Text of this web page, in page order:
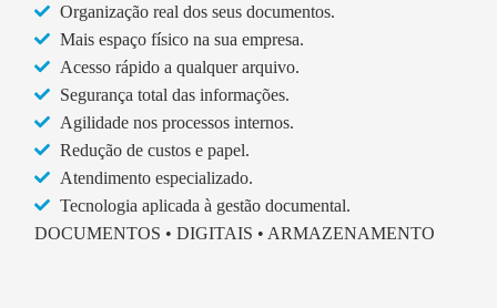
Organização real dos seus documentos.
Mais espaço físico na sua empresa.
Acesso rápido a qualquer arquivo.
Segurança total das informações.
Agilidade nos processos internos.
Redução de custos e papel.
Atendimento especializado.
Tecnologia aplicada à gestão documental.
DOCUMENTOS • DIGITAIS • ARMAZENAMENTO